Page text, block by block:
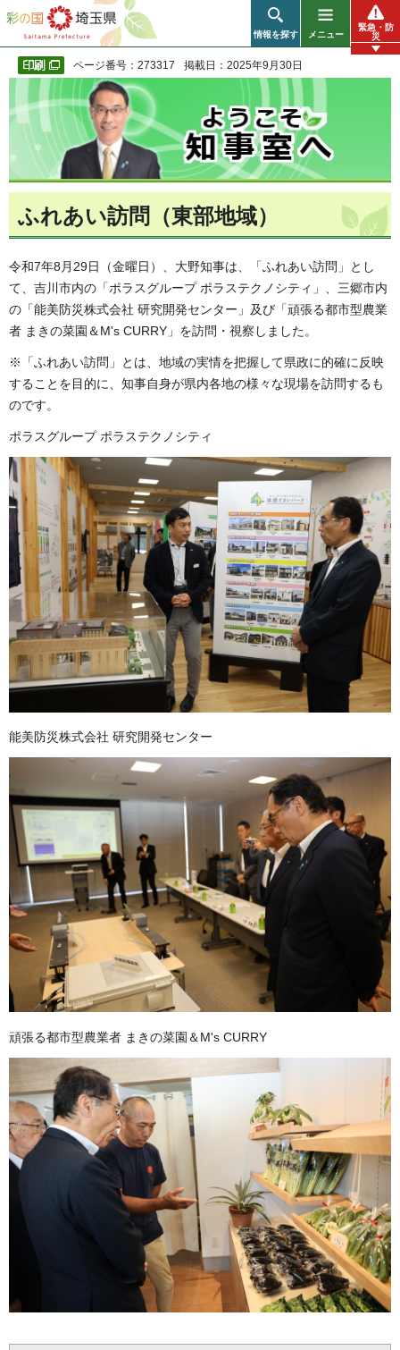
彩の国 埼玉県
情報を探す メニュー
緊急・防
災
ページ番号：273317 掲載日：2025年9月30日
ふれあい訪問（東部地域）
令和7年8月29日（金曜日）、大野知事は、「ふれあい訪問」とし
て、吉川市内の「ポラスグループ ポラステクノシティ」、三郷市内
の「能美防災株式会社 研究開発センター」及び「頑張る都市型農業
者 まきの菜園＆M's CURRY」を訪問・視察しました。
※「ふれあい訪問」とは、地域の実情を把握して県政に的確に反映
することを目的に、知事自身が県内各地の様々な現場を訪問するも
のです。
ポラスグループ ポラステクノシティ
能美防災株式会社 研究開発センター
頑張る都市型農業者 まきの菜園＆M's CURRY